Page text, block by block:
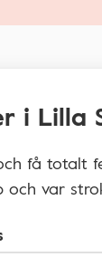
i Lilla
få totalt
och var